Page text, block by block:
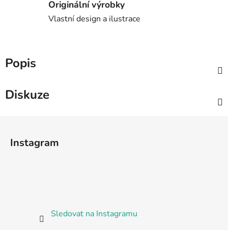
Originální výrobky
Vlastní design a ilustrace
Popis
Diskuze
Instagram
Sledovat na Instagramu